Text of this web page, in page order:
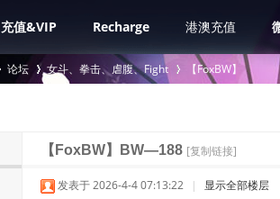
充值&VIP Recharge 港澳充值
论坛 女斗、拳击、虐腹、Fight
›
【FoxBW】
【FoxBW】BW—188 [复制链接]
发表于 2026-4-4 07:13:22 | 显示全部楼层